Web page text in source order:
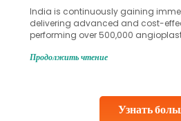
Узнать
India is continuously gaining
delivering advanced and cost-
performing over 500,000
globe are searching for treatments
Studies, such as one published
Продолжить чтение